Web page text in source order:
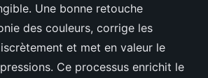
Une bonne retouche
des couleurs, corrige les
et met en valeur le
Ce processus enrichit le